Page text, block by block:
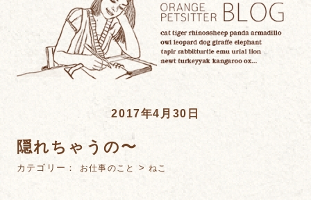
2017年4月30日
隠れちゃうの〜
カテゴリー： お仕事のこと >ねこ